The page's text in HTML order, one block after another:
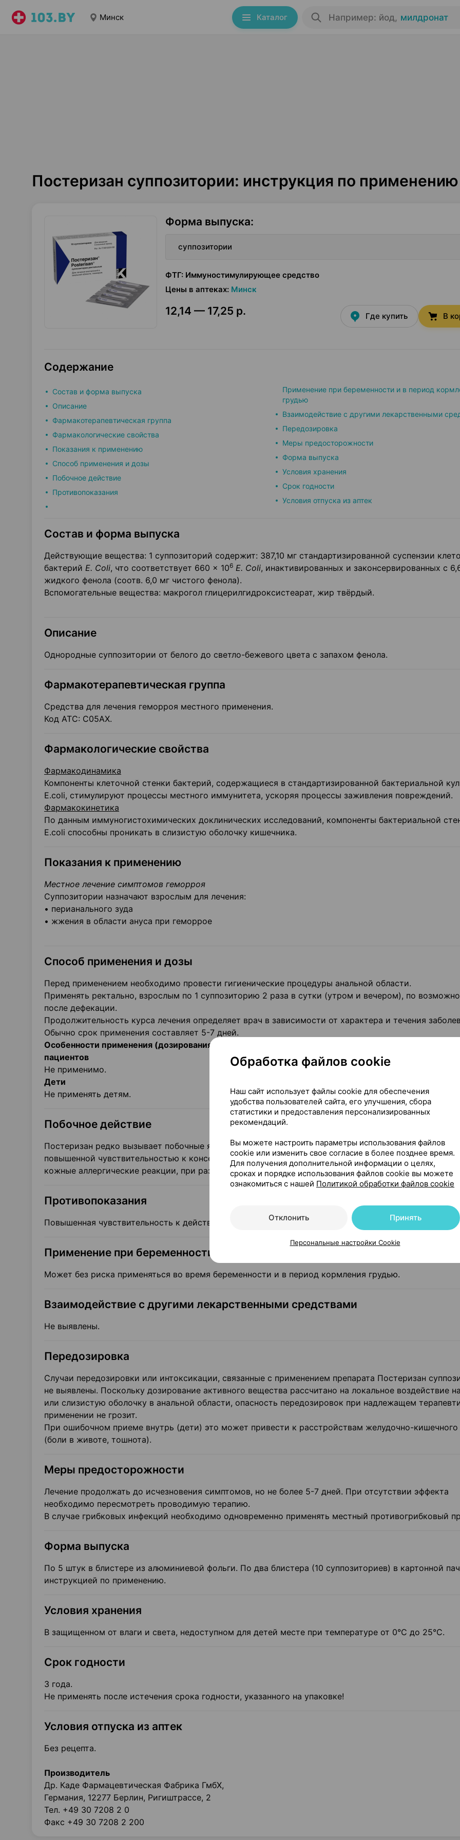
Минск Каталог Например: йод, милдронат
Постеризан суппозитории: инструкция по применению
Форма выпуска:
суппозитории
ФТГ: Иммуностимулирующее средство
Цены в аптеках: Минск
12,14 — 17,25 р. Где купить В
Содержание
Состав и форма выпуска
Описание
Фармакотерапевтическая группа
Фармакологические свойства
Показания к применению
Способ применения и дозы
Побочное действие
Противопоказания
Применение при беременности и в период
грудью
Взаимодействие с другими лекарственными
Передозировка
Меры предосторожности
Форма выпуска
Условия хранения
Срок годности
Условия отпуска из аптек
Состав и форма выпуска
Действующие вещества: 1 суппозиторий содержит: 387,10 мг стандартизированной суспензии
бактерий Е. Coli, что соответствует 660 × 106 Е. Coli, инактивированных и законсервированных с
жидкого фенола (соотв. 6,0 мг чистого фенола).
Вспомогательные вещества: макрогол глицерилгидроксистеарат, жир твёрдый.
Описание
Однородные суппозитории от белого до светло-бежевого цвета с запахом фенола.
Фармакотерапевтическая группа
Средства для лечения геморроя местного применения.
Код АТС: С05АХ.
Фармакологические свойства
Фармакодинамика
Компоненты клеточной стенки бактерий, содержащиеся в стандартизированной бактериальной
E.coli, стимулируют процессы местного иммунитета, ускоряя процессы заживления повреждений.
Фармакокинетика
По данным иммуногистохимических доклинических исследований, компоненты бактериальной
E.coli способны проникать в слизистую оболочку кишечника.
Показания к применению
Местное лечение симптомов геморроя
Суппозитории назначают взрослым для лечения:
• перианального зуда
• жжения в области ануса при геморрое
Способ применения и дозы
Перед применением необходимо провести гигиенические процедуры анальной области.
Применять ректально, взрослым по 1 суппозиторию 2 раза в сутки (утром и вечером), по
после дефекации.
Продолжительность курса лечения определяет врач в зависимости от характера и течения
Обычно срок применения составляет 5-7 дней.
Особенности применения (дозирования) у лиц с нарушением функции печени, почек, других
пациентов
Не применимо.
Дети
Не применять детям.
Побочное действие
Постеризан редко вызывает побочные явления даже при длительном применении. У пациентов с
повышенной чувствительностью к консерванту фенолу или другим компонентам препарата
кожные аллергические реакции, при развитии которых применение препарата следует прекратить.
Противопоказания
Повышенная чувствительность к действующему веществу или любому из компонентов препарата.
Применение при беременности и в период кормления грудью
Может без риска применяться во время беременности и в период кормления грудью.
Взаимодействие с другими лекарственными средствами
Не выявлены.
Передозировка
Случаи передозировки или интоксикации, связанные с применением препарата Постеризан
не выявлены. Поскольку дозирование активного вещества рассчитано на локальное воздействие
или слизистую оболочку в анальной области, опасность передозировок при надлежащем
применении не грозит.
При ошибочном приеме внутрь (дети) это может привести к расстройствам желудочно-кишечного
(боли в животе, тошнота).
Меры предосторожности
Лечение продолжать до исчезновения симптомов, но не более 5-7 дней. При отсутствии эффекта
необходимо пересмотреть проводимую терапию.
В случае грибковых инфекций необходимо одновременно применять местный противогрибковый
Форма выпуска
По 5 штук в блистере из алюминиевой фольги. По два блистера (10 суппозиториев) в картонной
инструкцией по применению.
Условия хранения
В защищенном от влаги и света, недоступном для детей месте при температуре от 0°C до 25°C.
Срок годности
3 года.
Не применять после истечения срока годности, указанного на упаковке!
Условия отпуска из аптек
Без рецепта.
Производитель
Др. Каде Фармацевтическая Фабрика ГмбХ,
Германия, 12277 Берлин, Ригиштрассе, 2
Тел. +49 30 7208 2 0
Факс +49 30 7208 2 200
Обработка файлов cookie
Наш сайт использует файлы cookie для обеспечения
удобства пользователей сайта, его улучшения, сбора
статистики и предоставления персонализированных
рекомендаций.
Вы можете настроить параметры использования файлов
cookie или изменить свое согласие в более позднее время.
Для получения дополнительной информации о целях,
сроках и порядке использования файлов cookie вы можете
ознакомиться с нашей Политикой обработки файлов cookie
Отклонить Принять
Персональные настройки Cookie